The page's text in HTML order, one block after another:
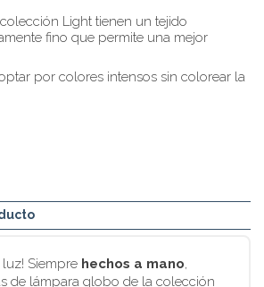
Light tienen un tejido
fino que permite una mejor
por colores intensos sin colorear la
luz! Siempre hechos a mano,
de lámpara globo de la colección